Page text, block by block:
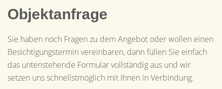
Objektanfrage
Sie haben noch Fragen zu dem Angebot oder wollen einen
Besichtigungstermin vereinbaren, dann füllen Sie einfach
das untenstehende Formular vollständig aus und wir
setzen uns schnellstmöglich mit Ihnen in Verbindung.